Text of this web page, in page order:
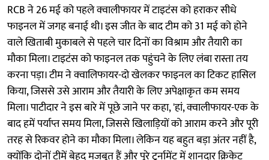
RCB ने 26 मई को पहले क्वालीफायर में टाइटंस को हराकर सीधे
फाइनल में जगह बनाई थी। इस जीत के बाद टीम को 31 मई को होने
वाले खिताबी मुकाबले से पहले चार दिनों का विश्राम और तैयारी का
मौका मिला। टाइटंस को फाइनल तक पहुंचने के लिए लंबा रास्ता तय
करना पड़ा। टीम ने क्वालिफायर-दो खेलकर फाइनल का टिकट हासिल
किया, जिससे उसे आराम और तैयारी के लिए अपेक्षाकृत कम समय
मिला। पाटीदार ने इस बारे में पूछे जाने पर कहा, 'हां, क्वालीफायर-एक के
बाद हमें पर्याप्त समय मिला, जिससे खिलाड़ियों को आराम करने और पूरी
तरह से रिकवर होने का मौका मिला। लेकिन यह बहुत बड़ा अंतर नहीं है,
क्योंकि दोनों टीमें बेहद मजबूत हैं और पूरे टूर्नामेंट में शानदार क्रिकेट